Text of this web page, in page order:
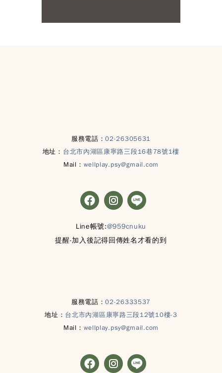
服務電話：02-26305631
地址： 台北市內湖區康寧路三段16巷78號1樓
Mail： wellplay.psy@gmail.com
Line帳號:@959cnuku
提醒-加入後記得回傳姓名才看的到
服務電話：02-26333537
地址： 台北市內湖區康寧路三段12號10樓-3
Mail： wellplay.psy@gmail.com